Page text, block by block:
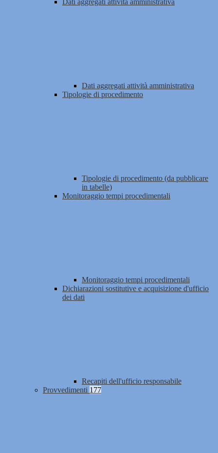
Dati aggregati attività amministrativa
Tipologie di procedimento
Tipologie di procedimento (da pubblicare
in tabelle)
Monitoraggio tempi procedimentali
Monitoraggio tempi procedimentali
Dichiarazioni sostitutive e acquisizione d'ufficio
dei dati
Recapiti dell'ufficio responsabile
Provvedimenti 177